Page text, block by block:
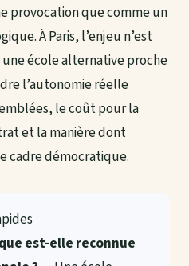
provocation que comme un
À Paris, l’enjeu n’est
école alternative proche
l’autonomie réelle
le coût pour la
et la manière dont
cadre démocratique.
est-elle reconnue